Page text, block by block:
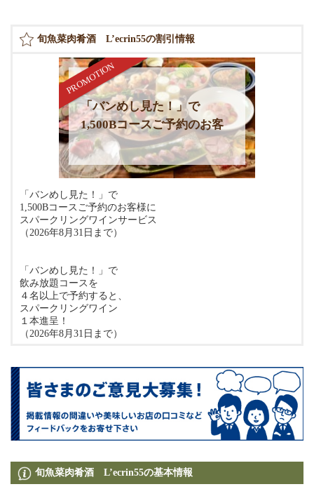
旬魚菜肉肴酒 L’ecrin55の割引情報
「バンめし見た！」で
1,500Bコースご予約のお客
様に スパークリングワイン
サービス
「バンめし見た！」で
1,500Bコースご予約のお客様に
スパークリングワインサービス
（2026年8月31日まで）
「バンめし見た！」で
飲み放題コースを
４名以上で予約すると、
スパークリングワイン
１本進呈！
（2026年8月31日まで）
旬魚菜肉肴酒 L’ecrin55の基本情報